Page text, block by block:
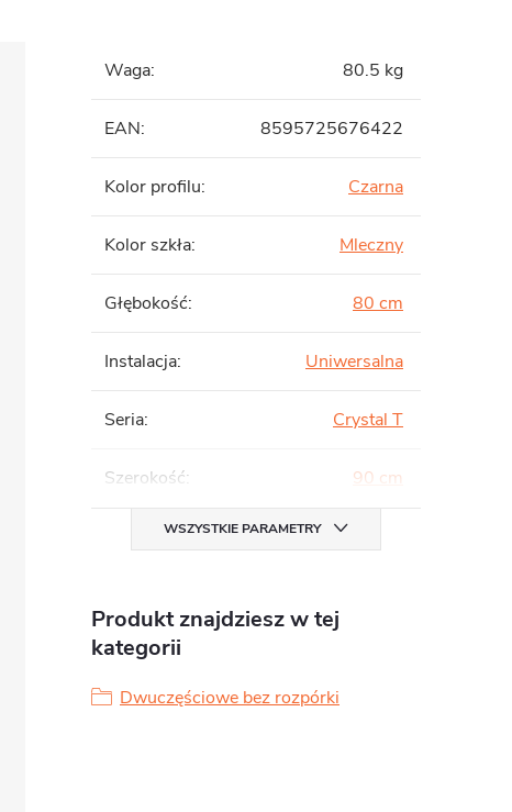
Waga: 80.5 kg
EAN: 8595725676422
Kolor profilu: Czarna
Kolor szkła: Mleczny
Głębokość: 80 cm
Instalacja: Uniwersalna
Seria: Crystal T
Szerokość: 90 cm
WSZYSTKIE PARAMETRY
Produkt znajdziesz w tej
kategorii
Dwuczęściowe bez rozpórki